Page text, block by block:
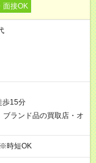
面接OK
歩15分
ランド品の買取店・オ
時短OK